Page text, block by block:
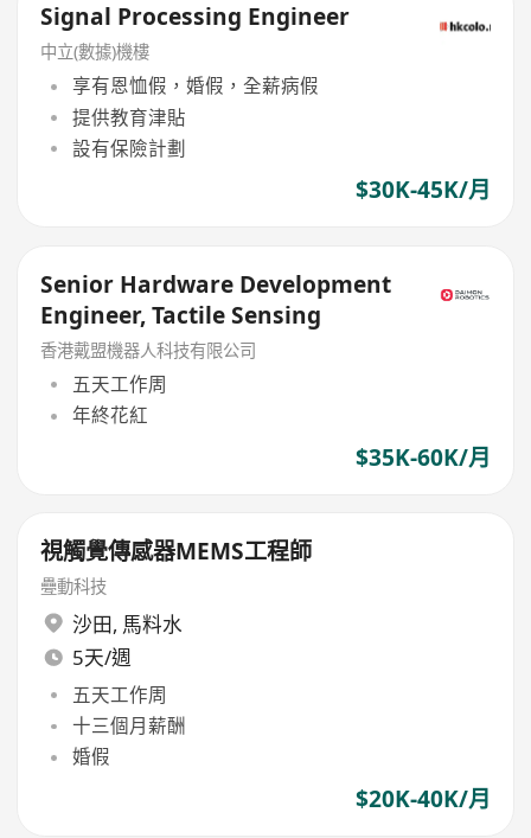
Signal Processing Engineer
中立(數據)機樓
享有恩恤假，婚假，全薪病假
提供教育津貼
設有保險計劃
$30K-45K/月
Senior Hardware Development
Engineer, Tactile Sensing
香港戴盟機器人科技有限公司
五天工作周
年終花紅
$35K-60K/月
視觸覺傳感器MEMS工程師
疉動科技
沙田, 馬料水
5天/週
五天工作周
十三個月薪酬
婚假
$20K-40K/月